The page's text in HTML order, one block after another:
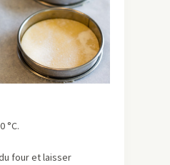
°C.
four et laisser